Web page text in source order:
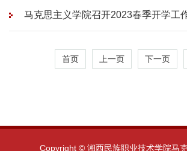
马克思主义学院召开2023春季开学工
首页 上一页 下一页
Copyright © 湘西民族职业技术学院马